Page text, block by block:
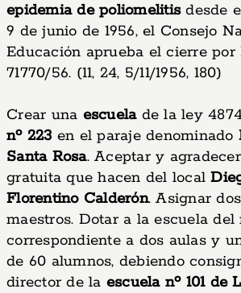
epidemia de poliomelitisdesde
9 de junio de 1956, el Consejo
Educación aprueba el cierre por
71770/56. (11, 24, 5/11/1956, 180)
Crear una escuelade la ley
nº 223 en el paraje denominado
Santa Rosa. Aceptar y
gratuita que hacen del local
Florentino Calderón. Asignar
maestros. Dotar a la escuela
correspondiente a dos aulas y
de 60 alumnos, debiendo
director de la escuela nº 101 de